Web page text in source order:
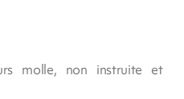
molle, non instruite et